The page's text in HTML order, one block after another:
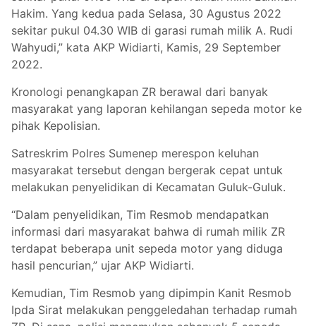
Hakim. Yang kedua pada Selasa, 30 Agustus 2022
sekitar pukul 04.30 WIB di garasi rumah milik A. Rudi
Wahyudi,” kata AKP Widiarti, Kamis, 29 September
2022.
Kronologi penangkapan ZR berawal dari banyak
masyarakat yang laporan kehilangan sepeda motor ke
pihak Kepolisian.
Satreskrim Polres Sumenep merespon keluhan
masyarakat tersebut dengan bergerak cepat untuk
melakukan penyelidikan di Kecamatan Guluk-Guluk.
“Dalam penyelidikan, Tim Resmob mendapatkan
informasi dari masyarakat bahwa di rumah milik ZR
terdapat beberapa unit sepeda motor yang diduga
hasil pencurian,” ujar AKP Widiarti.
Kemudian, Tim Resmob yang dipimpin Kanit Resmob
Ipda Sirat melakukan penggeledahan terhadap rumah